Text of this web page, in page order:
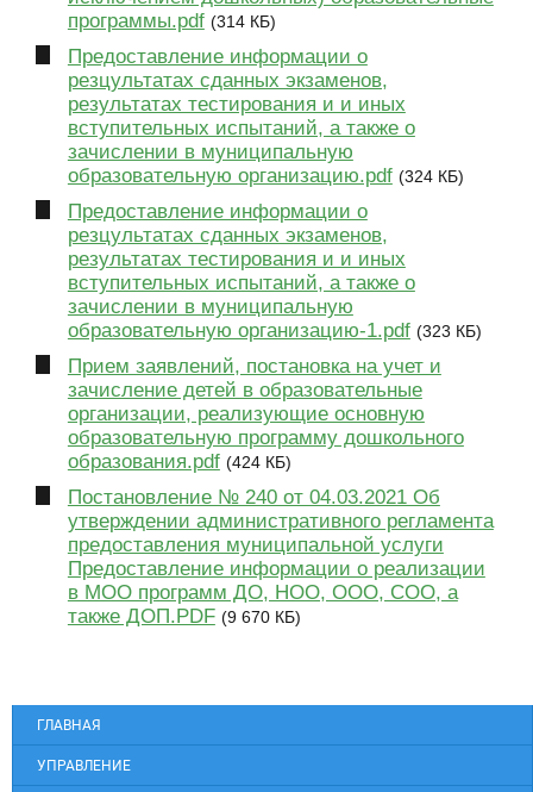
программы.pdf (314 КБ)
Предоставление информации о
резцультатах сданных экзаменов,
результатах тестирования и и иных
вступительных испытаний, а также о
зачислении в муниципальную
образовательную организацию.pdf (324 КБ)
Предоставление информации о
резцультатах сданных экзаменов,
результатах тестирования и и иных
вступительных испытаний, а также о
зачислении в муниципальную
образовательную организацию-1.pdf (323 КБ)
Прием заявлений, постановка на учет и
зачисление детей в образовательные
организации, реализующие основную
образовательную программу дошкольного
образования.pdf (424 КБ)
Постановление № 240 от 04.03.2021 Об
утверждении административного регламента
предоставления муниципальной услуги
Предоставление информации о реализации
в МОО программ ДО, НОО, ООО, СОО, а
также ДОП.PDF (9 670 КБ)
ГЛАВНАЯ
УПРАВЛЕНИЕ